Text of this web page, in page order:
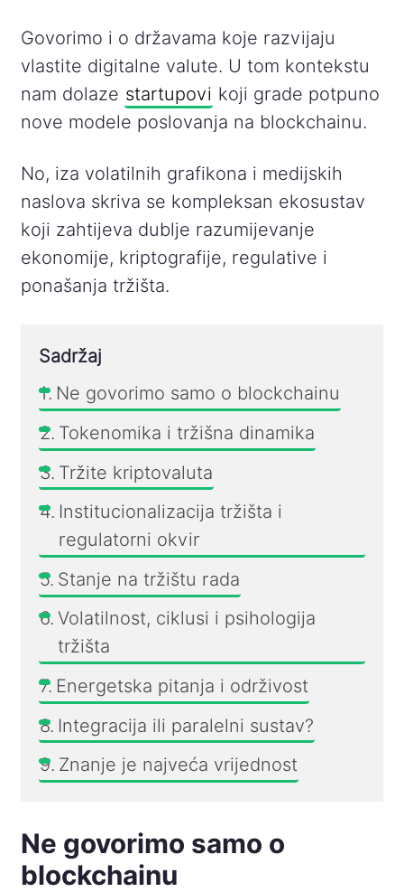
Govorimo i o državama koje razvijaju
vlastite digitalne valute. U tom kontekstu
nam dolaze startupovi koji grade potpuno
nove modele poslovanja na blockchainu.
No, iza volatilnih grafikona i medijskih
naslova skriva se kompleksan ekosustav
koji zahtijeva dublje razumijevanje
ekonomije, kriptografije, regulative i
ponašanja tržišta.
Sadržaj
Ne govorimo samo o blockchainu
Tokenomika i tržišna dinamika
Tržite kriptovaluta
Institucionalizacija tržišta i
regulatorni okvir
Stanje na tržištu rada
Volatilnost, ciklusi i psihologija
tržišta
Energetska pitanja i održivost
Integracija ili paralelni sustav?
Znanje je najveća vrijednost
Ne govorimo samo o
blockchainu